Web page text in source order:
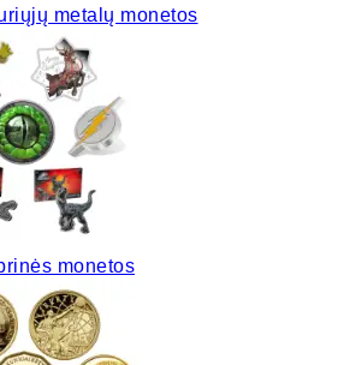
metalų monetos
monetos